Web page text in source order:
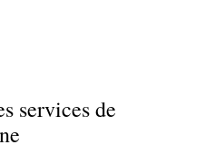
services de